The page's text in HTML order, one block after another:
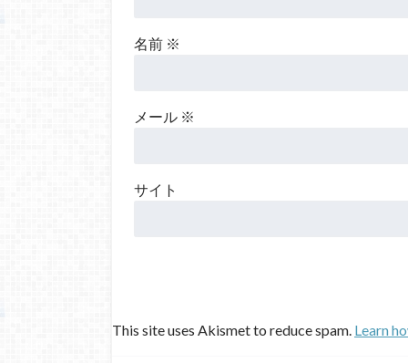
名前 ※
メール ※
サイト
This site uses Akismet to reduce spam. Learn